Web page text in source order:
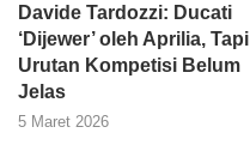
Davide Tardozzi: Ducati
‘Dijewer’ oleh Aprilia, Tapi
Urutan Kompetisi Belum
Jelas
5 Maret 2026